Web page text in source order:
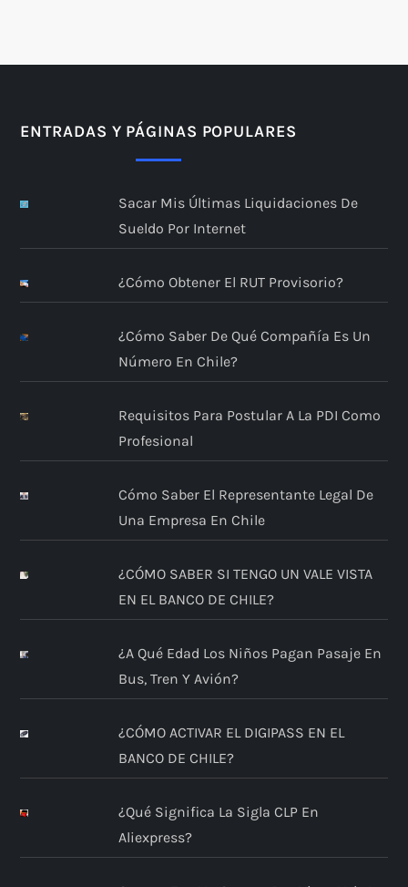
ENTRADAS Y PÁGINAS POPULARES
Sacar Mis Últimas Liquidaciones De
Sueldo Por Internet
¿Cómo Obtener El RUT Provisorio?
¿Cómo Saber De Qué Compañía Es Un
Número En Chile?
Requisitos Para Postular A La PDI Como
Profesional
Cómo Saber El Representante Legal De
Una Empresa En Chile
¿CÓMO SABER SI TENGO UN VALE VISTA
EN EL BANCO DE CHILE?
¿A Qué Edad Los Niños Pagan Pasaje En
Bus, Tren Y Avión?
¿CÓMO ACTIVAR EL DIGIPASS EN EL
BANCO DE CHILE?
¿Qué Significa La Sigla CLP En
Aliexpress?